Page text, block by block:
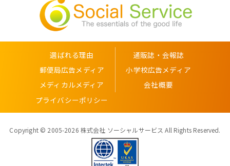
選ばれる理由
通販誌・会報誌
郵便局広告メディア
小学校広告メディア
メディカルメディア
会社概要
プライバシーポリシー
Copyright © 2005-2026 株式会社 ソーシャルサービス All Rights Reserved.